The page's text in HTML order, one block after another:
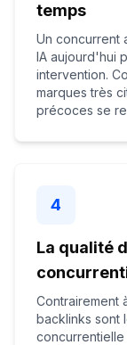
temps
Un concurrent
IA aujourd'hui
intervention.
marques très
précoces se
4
La qualité
Contrairement
backlinks sont